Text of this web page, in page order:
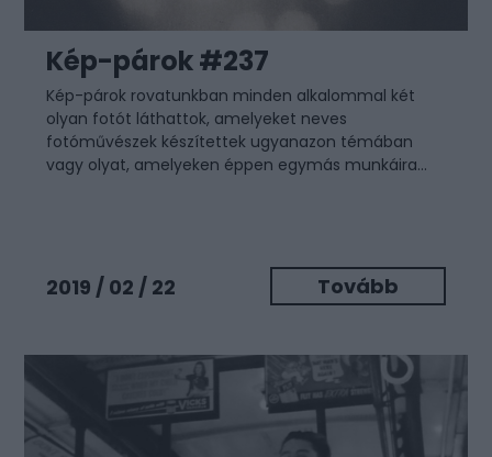
Kép-párok #237
Kép-párok rovatunkban minden alkalommal két
olyan fotót láthattok, amelyeket neves
fotóművészek készítettek ugyanazon témában
vagy olyat, amelyeken éppen egymás munkáira...
2019 / 02 / 22 Tovább